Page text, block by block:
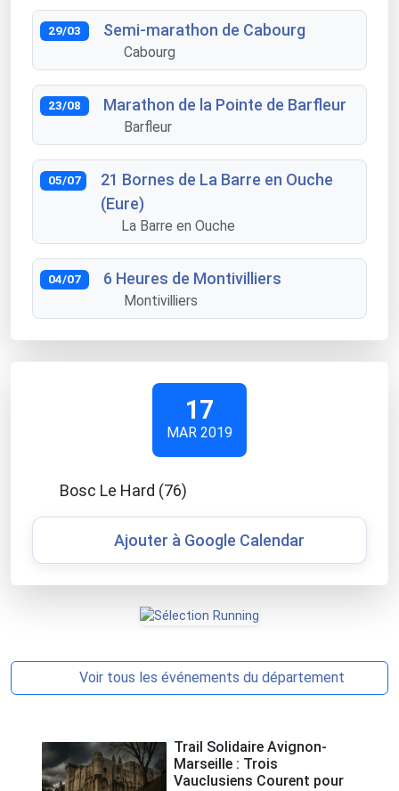
29/03 Semi-marathon de Cabourg
Cabourg
23/08 Marathon de la Pointe de Barfleur
Barfleur
05/07
21 Bornes de La Barre en Ouche
(Eure)
La Barre en Ouche
04/07 6 Heures de Montivilliers
Montivilliers
17
MAR 2019
Bosc Le Hard (76)
Ajouter à Google Calendar
Voir tous les événements du département
Trail Solidaire Avignon-
Marseille : Trois
Vauclusiens Courent pour